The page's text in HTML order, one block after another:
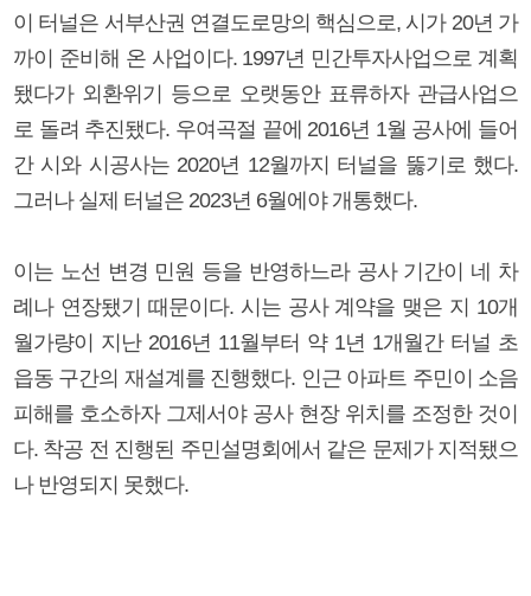
이 터널은 서부산권 연결도로망의 핵심으로, 시가 20년 가
까이 준비해 온 사업이다. 1997년 민간투자사업으로 계획
됐다가 외환위기 등으로 오랫동안 표류하자 관급사업으
로 돌려 추진됐다. 우여곡절 끝에 2016년 1월 공사에 들어
간 시와 시공사는 2020년 12월까지 터널을 뚫기로 했다.
그러나 실제 터널은 2023년 6월에야 개통했다.
이는 노선 변경 민원 등을 반영하느라 공사 기간이 네 차
례나 연장됐기 때문이다. 시는 공사 계약을 맺은 지 10개
월가량이 지난 2016년 11월부터 약 1년 1개월간 터널 초
읍동 구간의 재설계를 진행했다. 인근 아파트 주민이 소음
피해를 호소하자 그제서야 공사 현장 위치를 조정한 것이
다. 착공 전 진행된 주민설명회에서 같은 문제가 지적됐으
나 반영되지 못했다.